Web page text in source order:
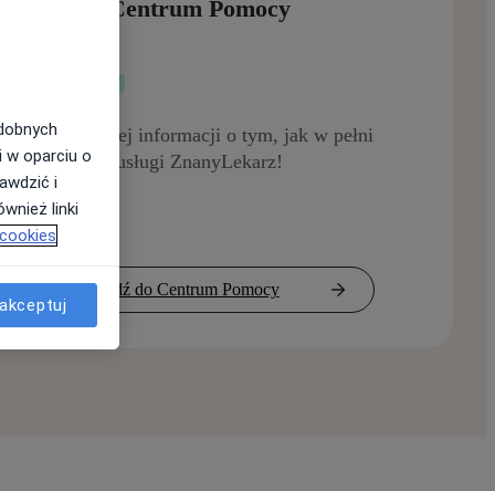
Odwiedź Centrum Pomocy
DLA KLIENTÓW
Uzyskaj więcej informacji o tym, jak w pełni
wykorzystać usługi ZnanyLekarz!
Przejdź do Centrum Pomocy
oparciu o
i
linki